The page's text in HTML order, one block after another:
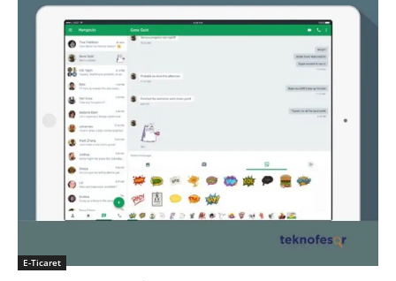
E-Ticaret